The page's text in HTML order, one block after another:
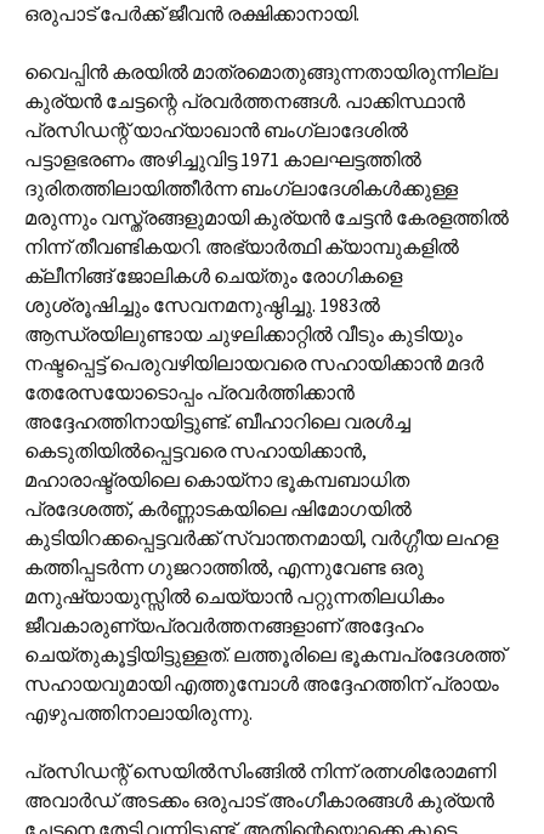
ഒരുപാട് പേർക്ക് ജീവൻ രക്ഷിക്കാനായി.
വൈപ്പിൻ കരയിൽ മാത്രമൊതുങ്ങുന്നതായിരുന്നില്ല
കുര്യൻ ചേട്ടന്റെ പ്രവർത്തനങ്ങൾ. പാക്കിസ്ഥാൻ
പ്രസിഡന്റ് യാഹ്യാഖാൻ ബംഗ്ലാദേശിൽ
പട്ടാളഭരണം അഴിച്ചുവിട്ട 1971 കാലഘട്ടത്തിൽ
ദുരിതത്തിലായിത്തീർന്ന ബംഗ്ലാദേശികൾക്കുള്ള
മരുന്നും വസ്ത്രങ്ങളുമായി കുര്യൻ ചേട്ടൻ കേരളത്തിൽ
നിന്ന് തീവണ്ടികയറി. അഭ്യാർത്ഥി ക്യാമ്പുകളിൽ
ക്ലീനിങ്ങ് ജോലികൾ ചെയ്തും രോഗികളെ
ശുശ്രൂഷിച്ചും സേവനമനുഷ്ഠിച്ചു. 1983ൽ
ആന്ധ്രയിലുണ്ടായ ചുഴലിക്കാറ്റിൽ വീടും കുടിയും
നഷ്ടപ്പെട്ട് പെരുവഴിയിലായവരെ സഹായിക്കാൻ മദർ
തേരേസയോടൊപ്പം പ്രവർത്തിക്കാൻ
അദ്ദേഹത്തിനായിട്ടുണ്ട്. ബീഹാറിലെ വരൾച്ച
കെടുതിയിൽ‌പ്പെട്ടവരെ സഹായിക്കാൻ,
മഹാരാഷ്ട്രയിലെ കൊയ്‌നാ ഭൂകമ്പബാധിത
പ്രദേശത്ത്, കർണ്ണാടകയിലെ ഷിമോഗയിൽ
കുടിയിറക്കപ്പെട്ടവർക്ക് സ്വാന്തനമായി, വർഗ്ഗീയ ലഹള
കത്തിപ്പടർന്ന ഗുജറാത്തിൽ, എന്നുവേണ്ട ഒരു
മനുഷ്യായുസ്സിൽ ചെയ്യാൻ പറ്റുന്നതിലധികം
ജീവകാരുണ്യപ്രവർത്തനങ്ങളാണ് അദ്ദേഹം
ചെയ്തുകൂട്ടിയിട്ടുള്ളത്. ലത്തൂരിലെ ഭൂകമ്പപ്രദേശത്ത്
സഹായവുമായി എത്തുമ്പോൾ അദ്ദേഹത്തിന് പ്രായം
എഴുപത്തിനാലായിരുന്നു.
പ്രസിഡന്റ് സെയിൽ‌സിംങ്ങിൽ നിന്ന് രത്നശിരോമണി
അവാർഡ് അടക്കം ഒരുപാട് അംഗീകാരങ്ങൾ കുര്യൻ
ചേട്ടനെ തേടി വന്നിട്ടുണ്ട്. അതിന്റെയൊക്കെ കൂടെ